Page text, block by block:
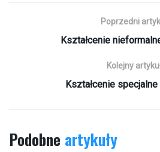
Poprzedni
Kształcenie
Kolejny
Kształcenie
Podobne artykuły